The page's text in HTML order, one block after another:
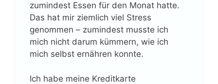
zumindest Essen für den Monat hatte.
Das hat mir ziemlich viel Stress
genommen – zumindest musste ich
mich nicht darum kümmern, wie ich
mich selbst ernähren konnte.
Ich habe meine Kreditkarte